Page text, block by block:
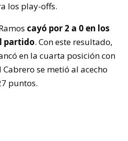
los play-offs.
cayó por 2 a 0 en los
partido. Con este resultado,
en la cuarta posición con
se metió al acecho
puntos.